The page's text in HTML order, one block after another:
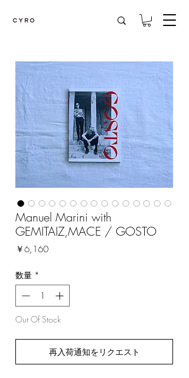
Manuel Marini with
GEMITAIZ,MACE / GOSTO
￥6,160価
数量 *
Out Of Stock
再入荷通知をリクエスト